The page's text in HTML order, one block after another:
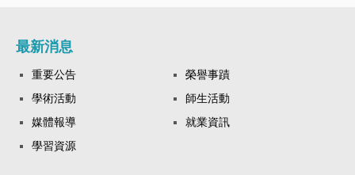
最新消息
重要公告
榮譽事蹟
學術活動
師生活動
媒體報導
就業資訊
學習資源